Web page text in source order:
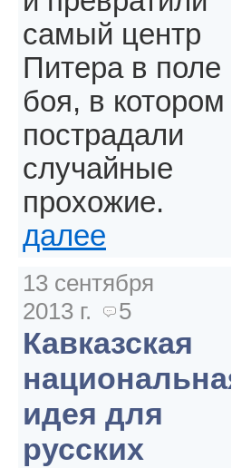
самый центр
Питера в поле
боя, в котором
пострадали
случайные
прохожие.
далее
13 сентября
2013 г.
5
Кавказская
национальная
идея для
русских